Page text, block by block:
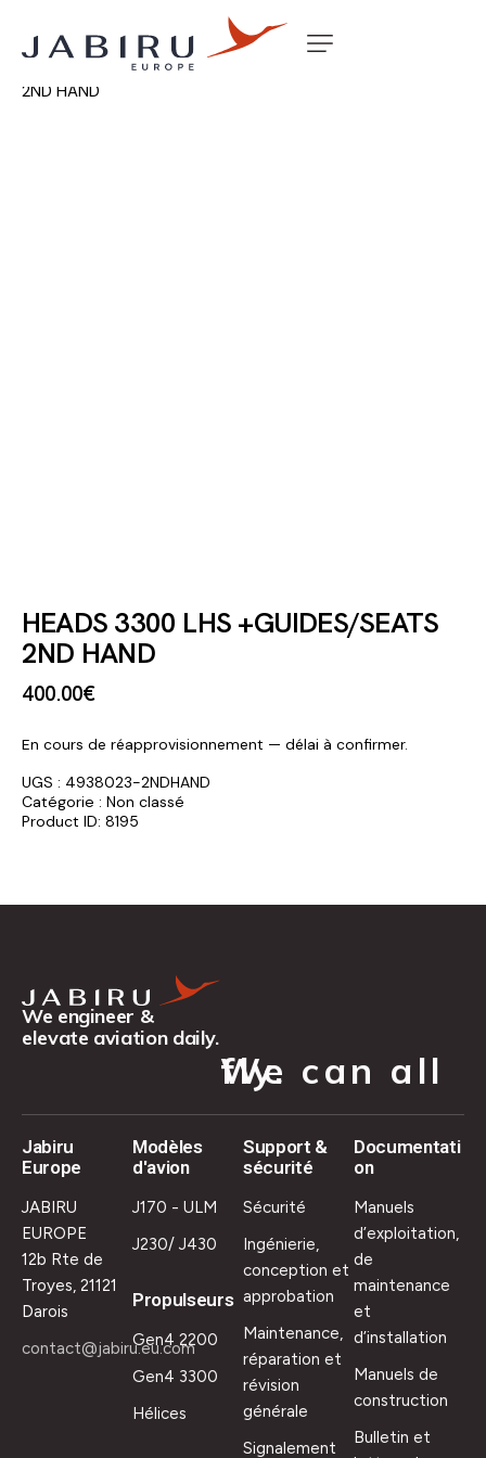
Accueil Non classé
2ND HAND
HEADS 3300 LHS +GUIDES/SEATS
2ND HAND
400.00€
En cours de réapprovisionnement — délai à confirmer.
UGS : 4938023-2NDHAND
Catégorie : Non classé
Product ID: 8195
We engineer &
elevate aviation daily.
We can all fly.
Jabiru
Europe
JABIRU
EUROPE
12b Rte de
Troyes, 21121
Darois
contact@jabiru.eu.com
Modèles
d'avion
J170 - ULM
J230/ J430
Propulseurs
Gen4 2200
Gen4 3300
Hélices
Support &
sécurité
Sécurité
Ingénierie,
conception et
approbation
Maintenance,
réparation et
révision
générale
Signalement
Documentati
on
Manuels
d’exploitation,
de
maintenance
et
d’installation
Manuels de
construction
Bulletin et